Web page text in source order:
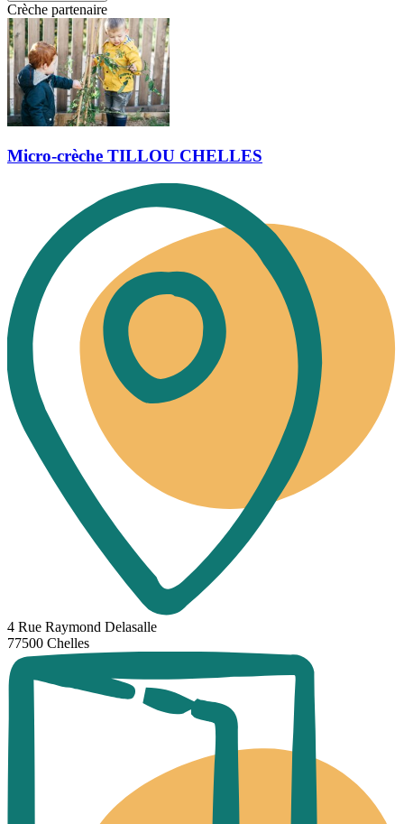
Crèche partenaire
Micro-crèche TILLOU CHELLES
4 Rue Raymond Delasalle
77500 Chelles